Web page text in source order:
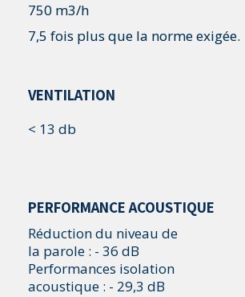
750 m3/h
7,5 fois plus que la norme exigée.
VENTILATION
< 13 db
PERFORMANCE ACOUSTIQUE
Réduction du niveau de
la parole : - 36 dB
Performances isolation
acoustique : - 29,3 dB